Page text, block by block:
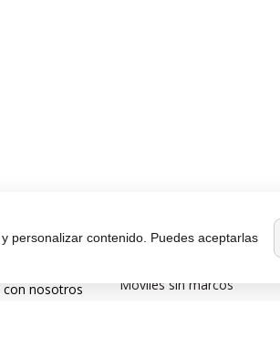
con nosotros
Móviles de gama alta
Móviles con buena cámara
Móviles sin marcos
personalizar contenido. Puedes aceptarlas